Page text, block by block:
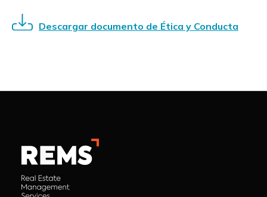
Descargar documento de Ética y Conducta